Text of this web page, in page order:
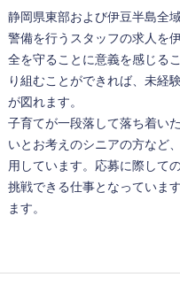
静岡県東部および伊豆半島全
警備を行うスタッフの求人を
全を守ることに意義を感じる
り組むことができれば、未経
が図れます。
子育てが一段落して落ち着い
いとお考えのシニアの方など
用しています。応募に際して
挑戦できる仕事となっていま
ます。